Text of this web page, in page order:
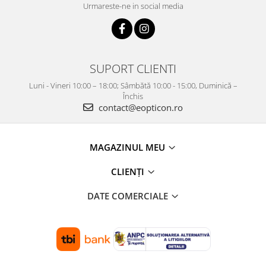
Urmareste-ne in social media
SUPORT CLIENTI
Luni - Vineri 10:00 – 18:00; Sâmbătă 10:00 - 15:00, Duminică –
Închis
contact@eopticon.ro
MAGAZINUL MEU
CLIENȚI
DATE COMERCIALE